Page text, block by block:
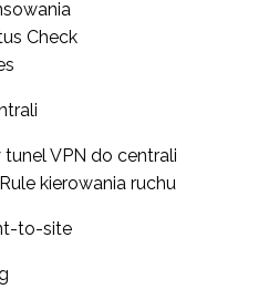
Check
VPN do centrali
kierowania ruchu
to-site